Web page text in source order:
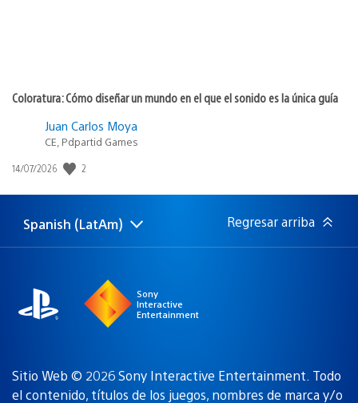
Coloratura: Cómo diseñar un mundo en el que el sonido es la única guía
Juan Carlos Moya
CE, Pdpartid Games
Fecha
publicación:
14/07/2026 2
Elige
Región
Spanish (LatAm) Regresar arriba
Sony
Interactive
Entertainment
Sitio Web © 2026 Sony Interactive Entertainment. Todo
el contenido, títulos de los juegos, nombres de marca y/o